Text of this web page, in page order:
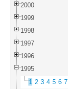
2000
1999
1998
1997
1996
1995
1 2 3 4 5 6 7